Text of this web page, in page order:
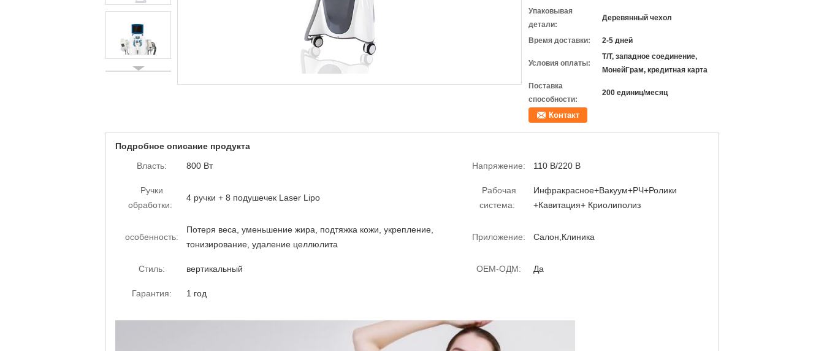
Упаковывая
детали:
Деревянный чехол
Время доставки: 2-5 дней
Условия оплаты:
Т/Т, западное соединение,
МонейГрам, кредитная карта
Поставка
способности:
200 единиц/месяц
Контакт
Подробное описание продукта
Власть:
800 Вт Напряжение: 110 В/220 В
Ручки
обработки:
4 ручки + 8 подушечек Laser Lipo
Рабочая
система:
Инфракрасное+Вакуум+РЧ+Ролики
+Кавитация+ Криолиполиз
особенность:
Потеря веса, уменьшение жира, подтяжка кожи, укрепление,
тонизирование, удаление целлюлита
Приложение: Салон,Клиника
Стиль: вертикальный OEM-ОДМ: Да
Гарантия: 1 год